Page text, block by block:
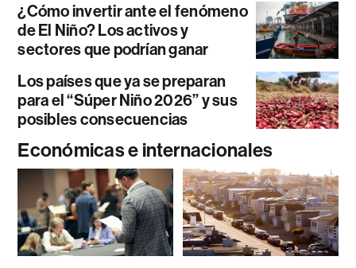
¿Cómo invertir ante el fenómeno
de El Niño? Los activos y
sectores que podrían ganar
Los países que ya se preparan
para el “Súper Niño 2026” y sus
posibles consecuencias
Económicas e internacionales